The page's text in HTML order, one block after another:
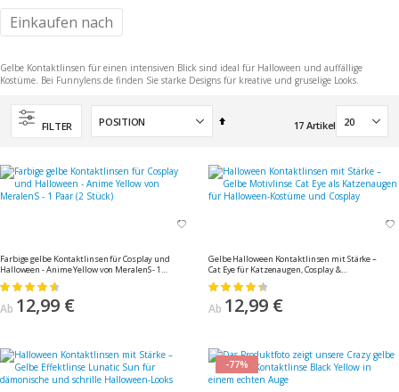
Gelbe Kontaktlinsen für einen intensiven Blick sind ideal für Halloween und auffällige
Kostüme. Bei Funnylens.de finden Sie starke Designs für kreative und gruselige Looks.
FILTER
In
17 Artikel
Farbige gelbe Kontaktlinsen für Cosplay und
Halloween - Anime Yellow von MeralenS - 1
Paar (2 Stück)
Bewertung:
Ab 12,99 €
Gelbe Halloween Kontaktlinsen mit Stärke –
Cat Eye für Katzenaugen, Cosplay &
Halloween von MeralenS, 1 Paar (2 Stück)
Bewertung:
Ab 12,99 €
-77%
Einkaufen nach